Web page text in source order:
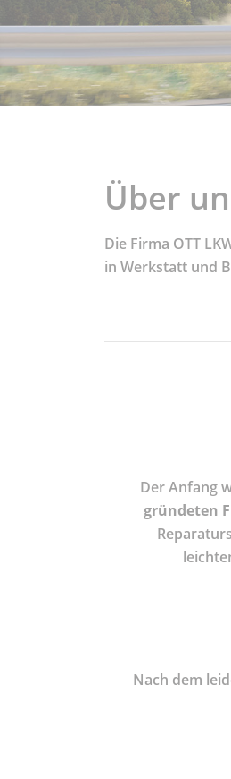
Über
Die Firma OTT
in Werkstatt und
Der Anfang
gründeten
Nach dem